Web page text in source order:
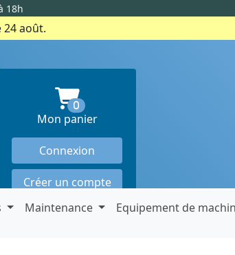
18h
24 août.
0produits en panier
Mon panier
Connexion
Créer un compte
Maintenance Equipement de